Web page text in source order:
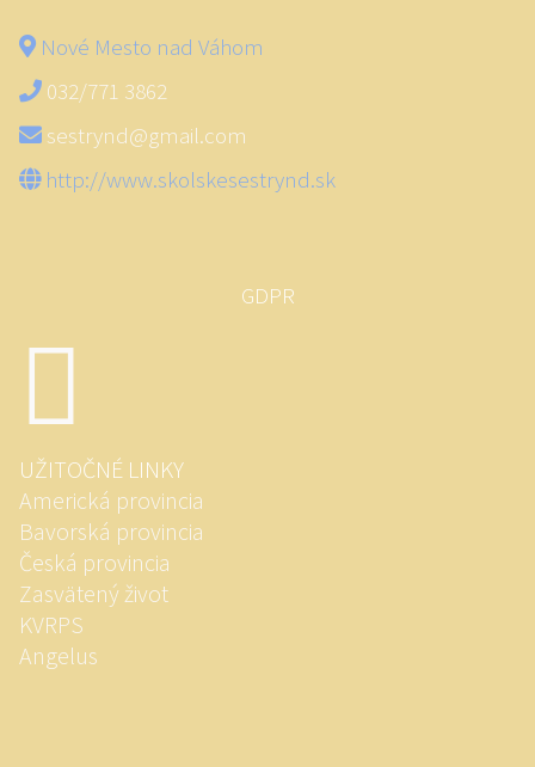
Nové Mesto nad Váhom
032/771 3862
sestrynd@gmail.com
http://www.skolskesestrynd.sk
GDPR
UŽITOČNÉ LINKY
Americká provincia
Bavorská provincia
Česká provincia
Zasvätený život
KVRPS
Angelus